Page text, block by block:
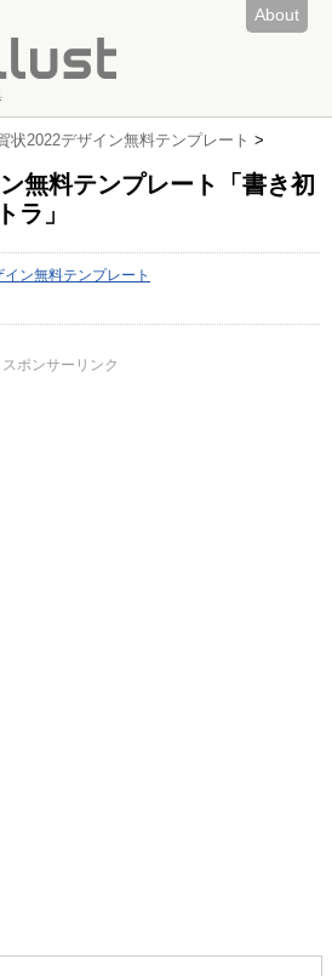
About
状2022デザイン無料テンプレート >
無料テンプレート「書き初
ラ」
ン無料テンプレート
スポンサーリンク